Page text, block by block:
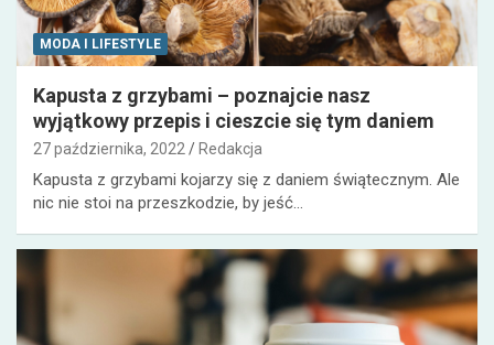
MODA I LIFESTYLE
Kapusta z grzybami – poznajcie nasz
wyjątkowy przepis i cieszcie się tym daniem
27 października, 2022 Redakcja
Kapusta z grzybami kojarzy się z daniem świątecznym. Ale
nic nie stoi na przeszkodzie, by jeść…